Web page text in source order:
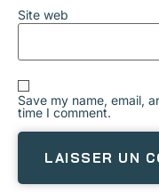
Site web
Save my name, email,
time I comment.